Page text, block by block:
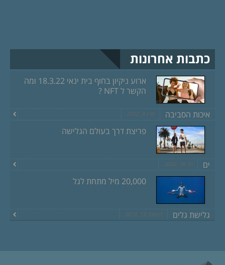
כתבות אחרונות
ארוע ניקיון בחוף בית ינאי 18.3.22 ומה
הקשר ל NFT ?
איכות הסביבה מרץ 8, 2022
פריצת דרך בעולם הגלישה
ים יוני 18, 2020
20,000 מיל מתחת לגל
גלישת גלים דצמבר 13, 2019